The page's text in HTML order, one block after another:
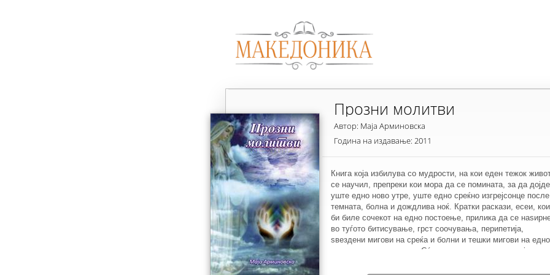
Прозни молитви
Автор: Маја Арминовска
Година на издавање: 2011
Книга која избилува со мудрости, на кои еден тежок
се научил, препреки кои мора да се помината, за да дојде
уште едно ново утре, уште едно среќно изгрејсонце после
темната, болна и дождлива ноќ. Кратки раскази, есеи, кои
би биле сочекот на едно постоење, прилика да се
во туѓото битисување, грст соочувања, перипетија,
ѕвездени мигови на среќа и болни и тешки мигови на едно
долгорочно тагување... Сé што излегло од душа која
наместо со четка и палета бои, е насликано со силни